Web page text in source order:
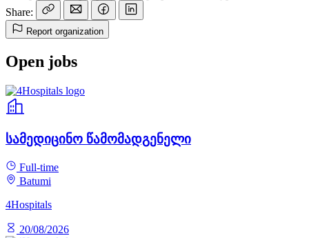
Share:
Report organization
Open jobs
სამედიცინო წამომადგენელი
Full-time
Batumi
4Hospitals
20/08/2026